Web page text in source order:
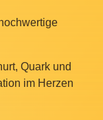
Quark und
im Herzen